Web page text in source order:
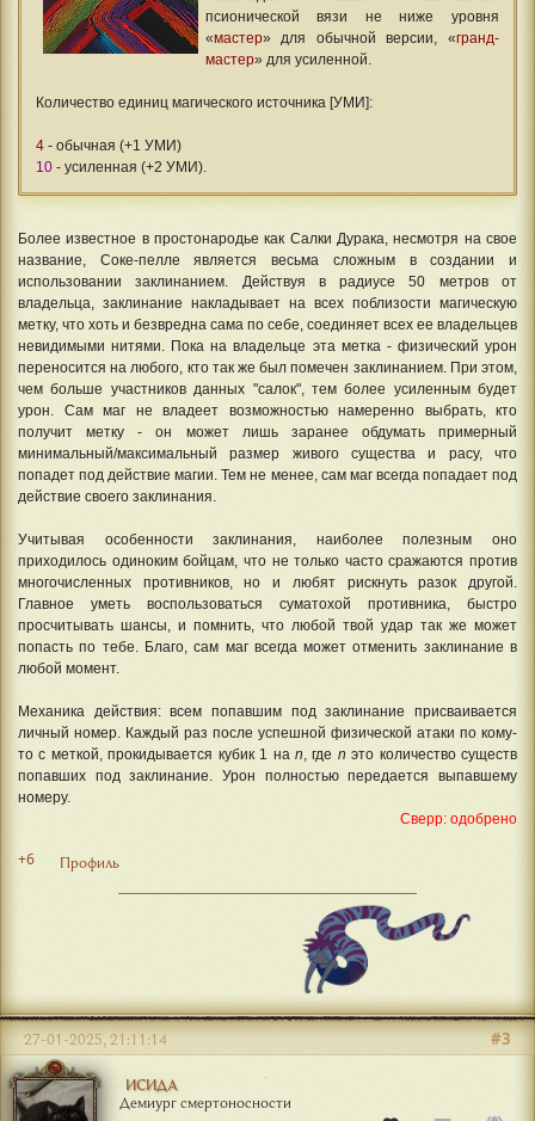
псионической вязи не ниже уровня
«мастер» для обычной версии, «гранд-
мастер» для усиленной.
Количество единиц магического источника [УМИ]:
4 - обычная (+1 УМИ)
10 - усиленная (+2 УМИ).
Более известное в простонародье как Салки Дурака, несмотря на свое
название, Соке-пелле является весьма сложным в создании и
использовании заклинанием. Действуя в радиусе 50 метров от
владельца, заклинание накладывает на всех поблизости магическую
метку, что хоть и безвредна сама по себе, соединяет всех ее владельцев
невидимыми нитями. Пока на владельце эта метка - физический урон
переносится на любого, кто так же был помечен заклинанием. При этом,
чем больше участников данных "салок", тем более усиленным будет
урон. Сам маг не владеет возможностью намеренно выбрать, кто
получит метку - он может лишь заранее обдумать примерный
минимальный/максимальный размер живого существа и расу, что
попадет под действие магии. Тем не менее, сам маг всегда попадает под
действие своего заклинания.
Учитывая особенности заклинания, наиболее полезным оно
приходилось одиноким бойцам, что не только часто сражаются против
многочисленных противников, но и любят рискнуть разок другой.
Главное уметь воспользоваться суматохой противника, быстро
просчитывать шансы, и помнить, что любой твой удар так же может
попасть по тебе. Благо, сам маг всегда может отменить заклинание в
любой момент.
Механика действия: всем попавшим под заклинание присваивается
личный номер. Каждый раз после успешной физической атаки по кому-
то с меткой, прокидывается кубик 1 на n, где n это количество существ
попавших под заклинание. Урон полностью передается выпавшему
номеру.
Сверр: одобрено
+6 Профиль
ИСИДА
Демиург смертоносности
#3
27-01-2025, 21:11:14